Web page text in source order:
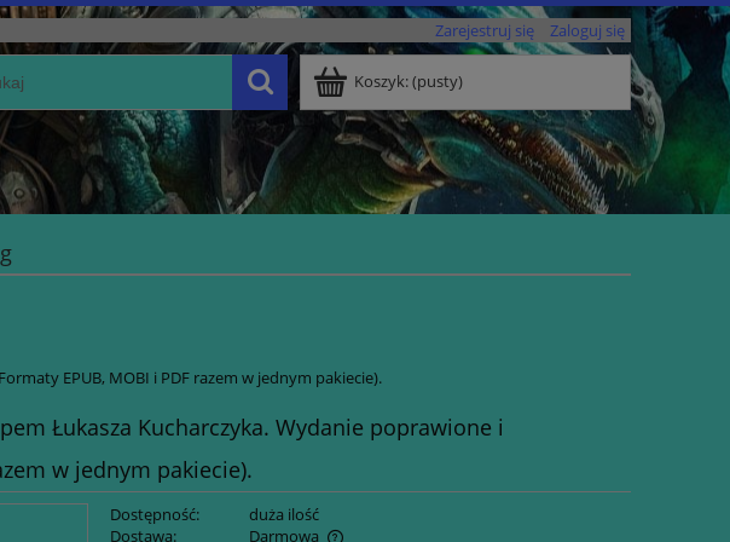
Zarejestruj się Zaloguj się
Koszyk:(pusty)
EPUB, MOBI i PDF razem w jednym pakiecie).
Łukasza Kucharczyka. Wydanie poprawione i
w jednym pakiecie).
Dostępność:
duża ilość
Dostawa:
Darmowa